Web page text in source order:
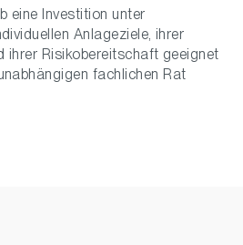
eine Investition unter
Anlageziele, ihrer
ihrer Risikobereitschaft geeignet
fachlichen Rat